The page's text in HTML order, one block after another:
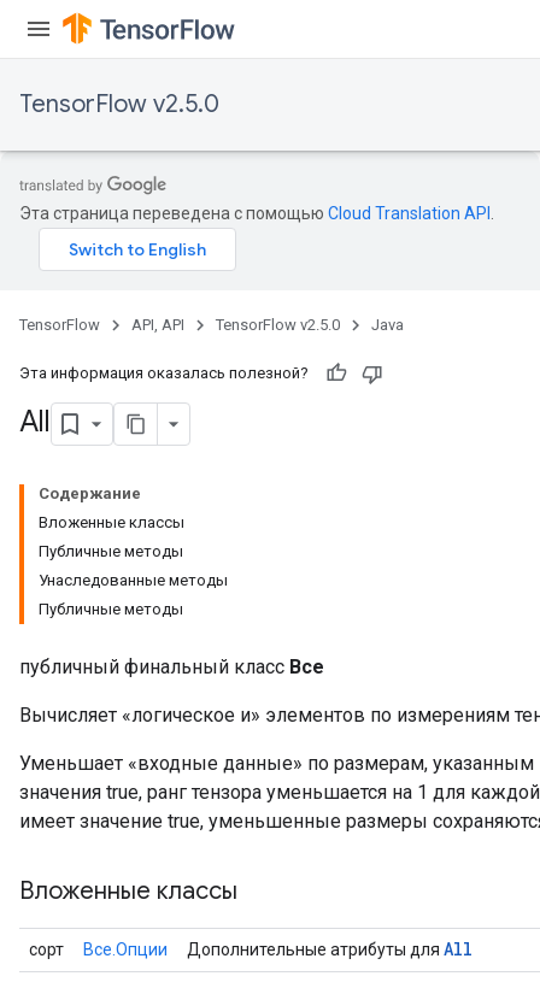
TensorFlow v2.5.0
Эта страница переведена с помощью Cloud Translation API
TensorFlow API, API TensorFlow v2.5.0 Java
Эта информация оказалась полезной?
All
Содержание
Вложенные классы
Публичные методы
Унаследованные методы
Публичные методы
публичный финальный класс Все
Вычисляет «логическое и» элементов по измерениям
Уменьшает «входные данные» по размерам, указанным
значения true, ранг тензора уменьшается на 1 для
имеет значение true, уменьшенные размеры
Вложенные классы
сорт Все.Опции Дополнительные атрибуты для All